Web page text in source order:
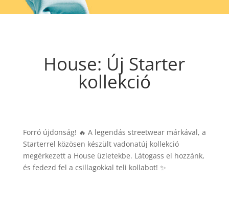
House: Új Starter
kollekció
Forró újdonság! 🔥 A legendás streetwear márkával, a
Starterrel közösen készült vadonatúj kollekció
megérkezett a House üzletekbe. Látogass el hozzánk,
és fedezd fel a csillagokkal teli kollabot! ✨